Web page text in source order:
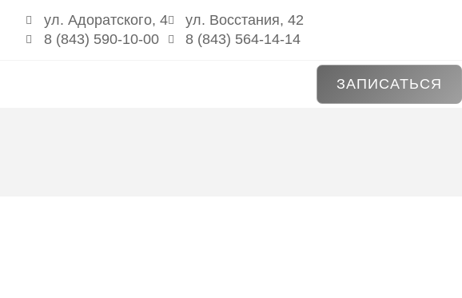
ул. Адоратского, 4
8 (843) 590-10-00
ул. Восстания, 42
8 (843) 564-14-14
ЗАПИСАТЬСЯ